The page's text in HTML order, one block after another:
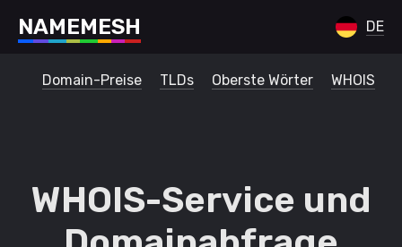
NAMEMESH DE
Domain-Preise TLDs Oberste Wörter WHOIS
WHOIS-Service und